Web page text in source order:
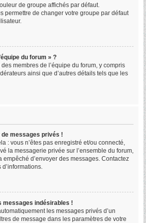
de groupe affichés par défaut.
permettre de changer votre groupe par défaut
du forum » ?
membres de l’équipe du forum, y compris
ainsi que d’autres détails tels que les
messages privés !
: vous n’êtes pas enregistré et/ou connecté,
la messagerie privée sur l’ensemble du forum,
empêché d’envoyer des messages. Contactez
d’informations.
messages indésirables !
les messages privés d’un
de message dans les paramètres de votre